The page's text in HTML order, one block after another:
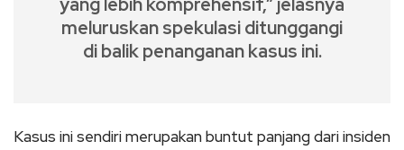
meluruskan spekulasi ditunggangi
di balik penanganan kasus ini.
Kasus ini sendiri merupakan buntut panjang dari insiden